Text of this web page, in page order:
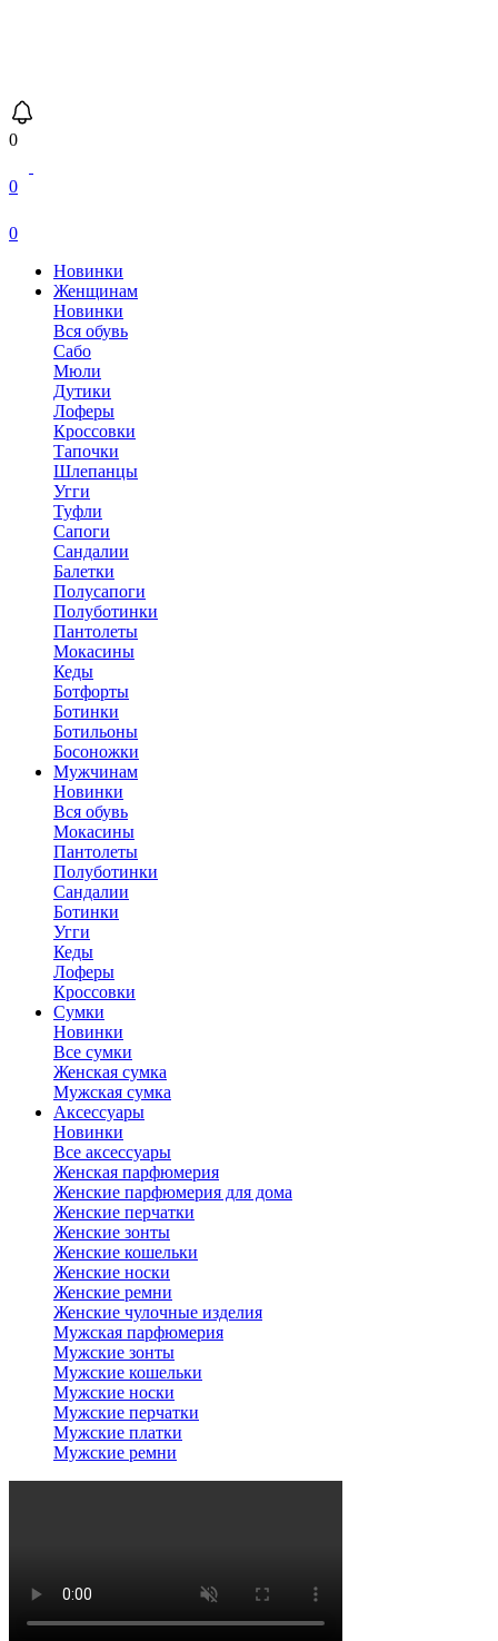
0
0
0
Новинки
Женщинам
Новинки
Вся обувь
Сабо
Мюли
Дутики
Лоферы
Кроссовки
Тапочки
Шлепанцы
Угги
Туфли
Сапоги
Сандалии
Балетки
Полусапоги
Полуботинки
Пантолеты
Мокасины
Кеды
Ботфорты
Ботинки
Ботильоны
Босоножки
Мужчинам
Новинки
Вся обувь
Мокасины
Пантолеты
Полуботинки
Сандалии
Ботинки
Угги
Кеды
Лоферы
Кроссовки
Сумки
Новинки
Все сумки
Женская сумка
Мужская сумка
Аксессуары
Новинки
Все аксессуары
Женская парфюмерия
Женские парфюмерия для дома
Женские перчатки
Женские зонты
Женские кошельки
Женские носки
Женские ремни
Женские чулочные изделия
Мужская парфюмерия
Мужские зонты
Мужские кошельки
Мужские носки
Мужские перчатки
Мужские платки
Мужские ремни